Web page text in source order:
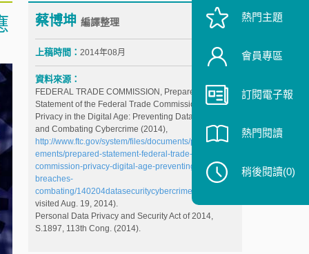
蔡博坤 編譯整理
上稿時間： 2014年08月
資料來源：
FEDERAL TRADE COMMISSION, Prepared
Statement of the Federal Trade Commission on
Privacy in the Digital Age: Preventing Data Breaches
and Combating Cybercrime (2014),
http://www.ftc.gov/system/files/documents/public_stat
ements/prepared-statement-federal-trade-
commission-privacy-digital-age-preventing-data-
breaches-
combating/140204datasecuritycybercrime.pdf
visited Aug. 19, 2014).
Personal Data Privacy and Security Act of 2014,
S.1897, 113th Cong. (2014).
熱門主題
會員專區
訂閱電子報
熱門閱讀
稍後閱讀(0)